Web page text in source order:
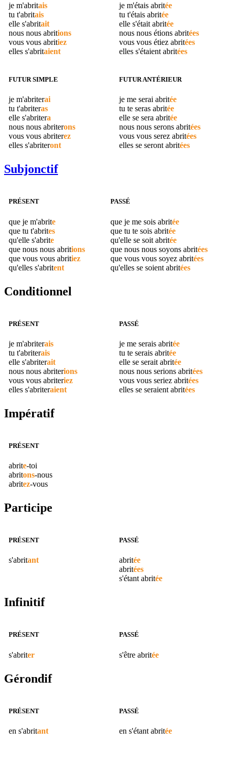
je m'abritais
tu t'abritais
elle s'abritait
nous nous abritions
vous vous abritiez
elles s'abritaient
je m'étais abritée
tu t'étais abritée
elle s'était abritée
nous nous étions abritées
vous vous étiez abritées
elles s'étaient abritées
FUTUR SIMPLE
je m'abriterai
tu t'abriteras
elle s'abritera
nous nous abriterons
vous vous abriterez
elles s'abriteront
FUTUR ANTÉRIEUR
je me serai abritée
tu te seras abritée
elle se sera abritée
nous nous serons abritées
vous vous serez abritées
elles se seront abritées
Subjonctif
PRÉSENT
que je m'abrite
que tu t'abrites
qu'elle s'abrite
que nous nous abritions
que vous vous abritiez
qu'elles s'abritent
PASSÉ
que je me sois abritée
que tu te sois abritée
qu'elle se soit abritée
que nous nous soyons abritées
que vous vous soyez abritées
qu'elles se soient abritées
Conditionnel
PRÉSENT
je m'abriterais
tu t'abriterais
elle s'abriterait
nous nous abriterions
vous vous abriteriez
elles s'abriteraient
PASSÉ
je me serais abritée
tu te serais abritée
elle se serait abritée
nous nous serions abritées
vous vous seriez abritées
elles se seraient abritées
Impératif
PRÉSENT
abrite-toi
abritons-nous
abritez-vous
Participe
PRÉSENT
s'abritant
PASSÉ
abritée
abritées
s'étant abritée
Infinitif
PRÉSENT
s'abriter
PASSÉ
s'être abritée
Gérondif
PRÉSENT
en s'abritant
PASSÉ
en s'étant abritée